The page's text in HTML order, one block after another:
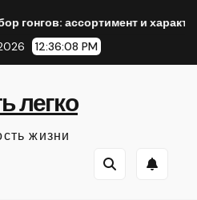
и характеристики
12:36:09 PM
легко
жизни